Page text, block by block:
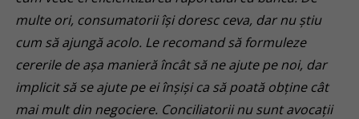
multe ori, consumatorii își doresc ceva, dar nu știu
cum să ajungă acolo. Le recomand să formuleze
cererile de așa manieră încât să ne ajute pe noi, dar
implicit să se ajute pe ei înșiși ca să poată obține cât
mai mult din negociere. Conciliatorii nu sunt avocații